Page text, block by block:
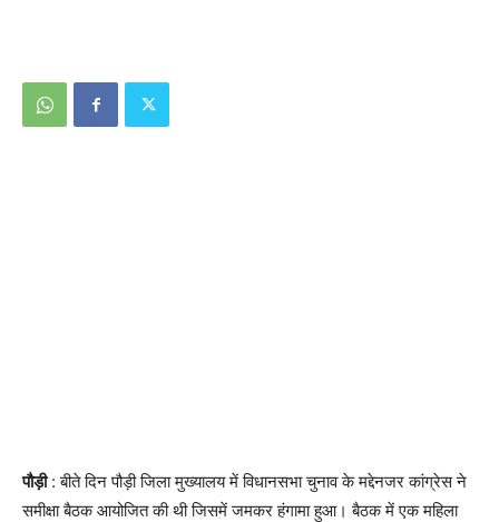
पौड़ी: बीते दिन पौड़ी जिला मुख्यालय में विधानसभा चुनाव के मद्देनजर कांग्रेस ने
समीक्षा बैठक आयोजित की थी जिसमें जमकर हंगामा हुआ। बैठक में एक महिला